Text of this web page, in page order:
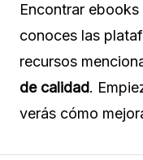
Encontrar
conoces las
recursos
de calidad.
verás cómo